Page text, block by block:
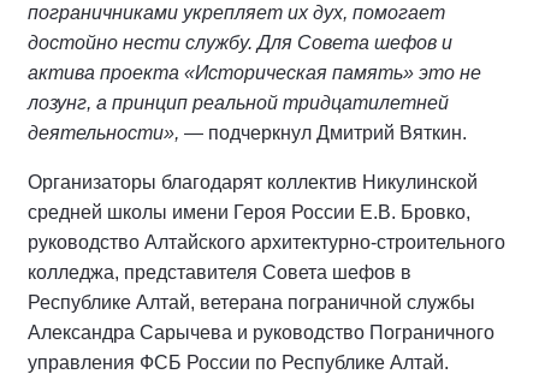
пограничниками укрепляет их дух, помогает
достойно нести службу. Для Совета шефов и
актива проекта «Историческая память» это не
лозунг, а принцип реальной тридцатилетней
деятельности», — подчеркнул Дмитрий Вяткин.
Организаторы благодарят коллектив Никулинской
средней школы имени Героя России Е.В. Бровко,
руководство Алтайского архитектурно-строительного
колледжа, представителя Совета шефов в
Республике Алтай, ветерана пограничной службы
Александра Сарычева и руководство Пограничного
управления ФСБ России по Республике Алтай.